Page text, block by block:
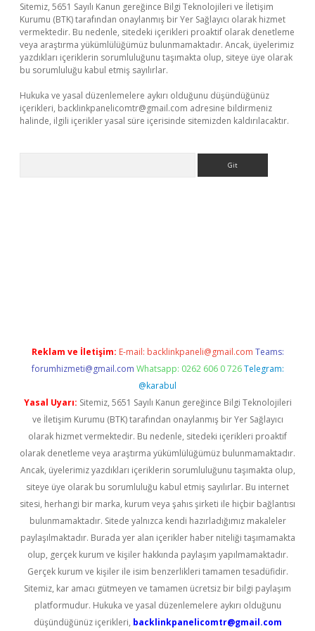
Sitemiz, 5651 Sayılı Kanun gereğince Bilgi Teknolojileri ve İletişim
Kurumu (BTK) tarafından onaylanmış bir Yer Sağlayıcı olarak hizmet
vermektedir. Bu nedenle, sitedeki içerikleri proaktif olarak denetleme
veya araştırma yükümlülüğümüz bulunmamaktadır. Ancak, üyelerimiz
yazdıkları içeriklerin sorumluluğunu taşımakta olup, siteye üye olarak
bu sorumluluğu kabul etmiş sayılırlar.
Hukuka ve yasal düzenlemelere aykırı olduğunu düşündüğünüz
içerikleri, backlinkpanelicomtr@gmail.com adresine bildirmeniz
halinde, ilgili içerikler yasal süre içerisinde sitemizden kaldırılacaktır.
Reklam ve İletişim: E-mail: backlinkpaneli@gmail.com Teams:
forumhizmeti@gmail.com Whatsapp: 0262 606 0 726 Telegram:
@karabul
Yasal Uyarı: Sitemiz, 5651 Sayılı Kanun gereğince Bilgi Teknolojileri
ve İletişim Kurumu (BTK) tarafından onaylanmış bir Yer Sağlayıcı
olarak hizmet vermektedir. Bu nedenle, sitedeki içerikleri proaktif
olarak denetleme veya araştırma yükümlülüğümüz bulunmamaktadır.
Ancak, üyelerimiz yazdıkları içeriklerin sorumluluğunu taşımakta olup,
siteye üye olarak bu sorumluluğu kabul etmiş sayılırlar. Bu internet
sitesi, herhangi bir marka, kurum veya şahıs şirketi ile hiçbir bağlantısı
bulunmamaktadır. Sitede yalnızca kendi hazırladığımız makaleler
paylaşılmaktadır. Burada yer alan içerikler haber niteliği taşımamakta
olup, gerçek kurum ve kişiler hakkında paylaşım yapılmamaktadır.
Gerçek kurum ve kişiler ile isim benzerlikleri tamamen tesadüfidir.
Sitemiz, kar amacı gütmeyen ve tamamen ücretsiz bir bilgi paylaşım
platformudur. Hukuka ve yasal düzenlemelere aykırı olduğunu
düşündüğünüz içerikleri, backlinkpanelicomtr@gmail.com